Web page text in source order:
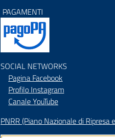
PAGAMENTI
SOCIAL NETWORKS
Pagina Facebook
Profilo Instagram
Canale YouTube
PNRR (Piano Nazionale di Ripresa